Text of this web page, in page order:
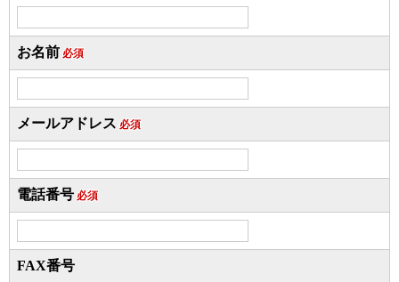
お名前 必須
メールアドレス 必須
電話番号 必須
FAX番号